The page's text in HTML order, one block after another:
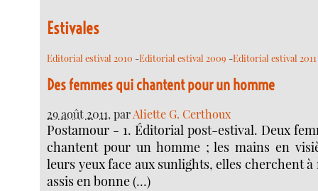
Estivales
Editorial estival 2010 -Editorial estival 2009 -Editorial estival 2011
Des femmes qui chantent pour un homme
29 août 2011, parAliette G. Certhoux
Postamour - 1. Éditorial post-estival. Deux
chantent pour un homme ; les mains en
leurs yeux face aux sunlights, elles cherchent
assis en bonne (…)